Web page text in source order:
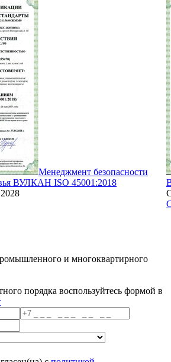
Менеджмент безопасности
ВУЛКАН ISO 45001:2018
и многоквартирного
порядка воспользуйтесь формой в